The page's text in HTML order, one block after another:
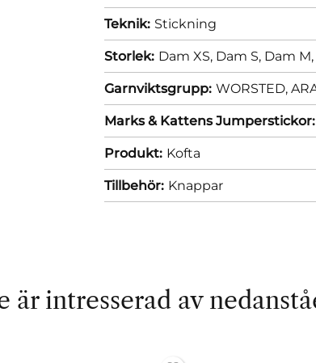
Teknik: Stickning
Storlek: Dam XS, Dam S, Dam M,
Garnviktsgrupp: WORSTED,
Marks & Kattens Jumperstickor:
Produkt: Kofta
Tillbehör: Knappar
är intresserad av